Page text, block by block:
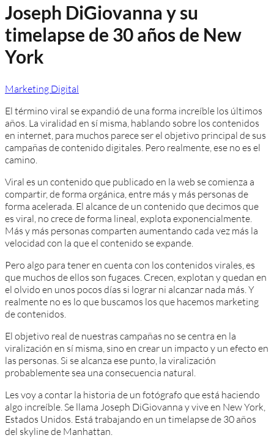
Joseph DiGiovanna y su
timelapse de 30 años de New
York
Marketing Digital
El término viral se expandió de una forma increíble los últimos
años. La viralidad en sí misma, hablando sobre los contenidos
en internet, para muchos parece ser el objetivo principal de sus
campañas de contenido digitales. Pero realmente, ese no es el
camino.
Viral es un contenido que publicado en la web se comienza a
compartir, de forma orgánica, entre más y más personas de
forma acelerada. El alcance de un contenido que decimos que
es viral, no crece de forma lineal, explota exponencialmente.
Más y más personas comparten aumentando cada vez más la
velocidad con la que el contenido se expande.
Pero algo para tener en cuenta con los contenidos virales, es
que muchos de ellos son fugaces. Crecen, explotan y quedan en
el olvido en unos pocos días si lograr ni alcanzar nada más. Y
realmente no es lo que buscamos los que hacemos marketing
de contenidos.
El objetivo real de nuestras campañas no se centra en la
viralización en sí misma, sino en crear un impacto y un efecto en
las personas. Si se alcanza ese punto, la viralización
probablemente sea una consecuencia natural.
Les voy a contar la historia de un fotógrafo que está haciendo
algo increíble. Se llama Joseph DiGiovanna y vive en New York,
Estados Unidos. Está trabajando en un timelapse de 30 años
del skyline de Manhattan.